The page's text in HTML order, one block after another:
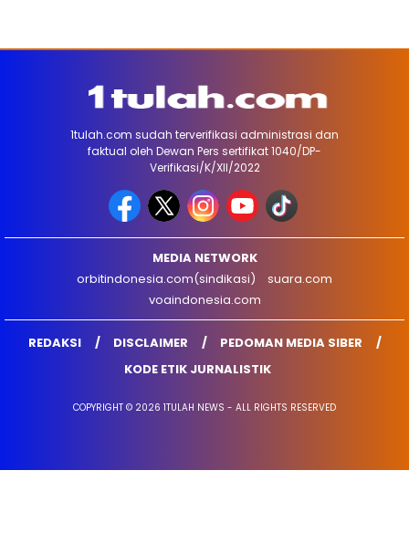
1tulah.com sudah terverifikasi administrasi dan
faktual oleh Dewan Pers sertifikat 1040/DP-
Verifikasi/K/XII/2022
MEDIA NETWORK
orbitindonesia.com(sindikasi)
suara.com
voaindonesia.com
REDAKSI DISCLAIMER
PEDOMAN MEDIA SIBER
KODE ETIK JURNALISTIK
COPYRIGHT © 2026 1TULAH NEWS - ALL RIGHTS RESERVED